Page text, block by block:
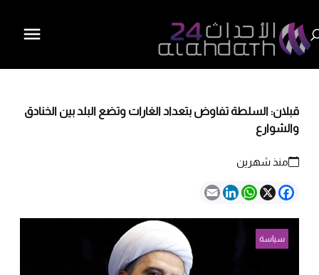
قبلان: السلطة تفاوض بتعداد الغارات وتضع البلد بين الخنادق
والشوارع
منذ شهرين
Facebook
X
WhatsApp
LinkedIn
Email
سياسة